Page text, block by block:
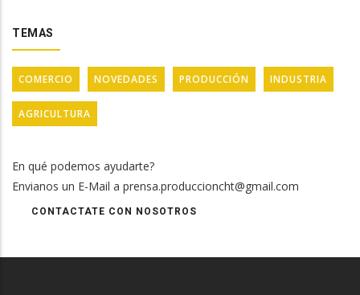
TEMAS
COMERCIO NOVEDADES PRODUCCIÓN INDUSTRIA
AGRICULTURA
En qué podemos ayudarte?
Envianos un E-Mail a prensa.produccioncht@gmail.com
CONTACTATE CON NOSOTROS